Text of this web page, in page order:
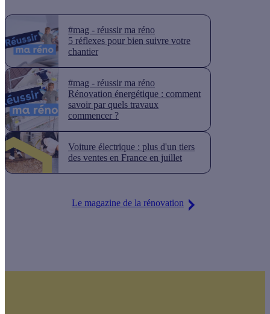
#mag - réussir ma réno
5 réflexes pour bien suivre votre
chantier
#mag - réussir ma réno
Rénovation énergétique : comment
savoir par quels travaux
commencer ?
Voiture électrique : plus d'un tiers
des ventes en France en juillet
Le magazine de la rénovation